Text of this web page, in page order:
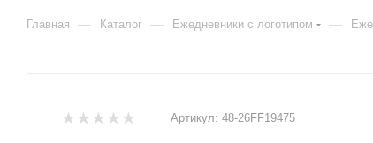
Главная — Каталог — Ежедневники c логотипом —
Артикул: 48-26FF19475